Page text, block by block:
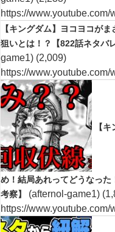
https://
【キングダム】ヨコヨコが
狙いとは！？【822話ネタバ
game1) (2,009)
https://www.youtube.com/
【
め！結局あれってどうなっ
考察】
(afternol-game1)
https://